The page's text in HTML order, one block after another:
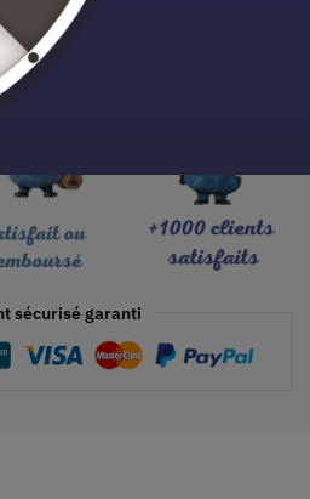
Ajouter au panier
sécurisé garanti